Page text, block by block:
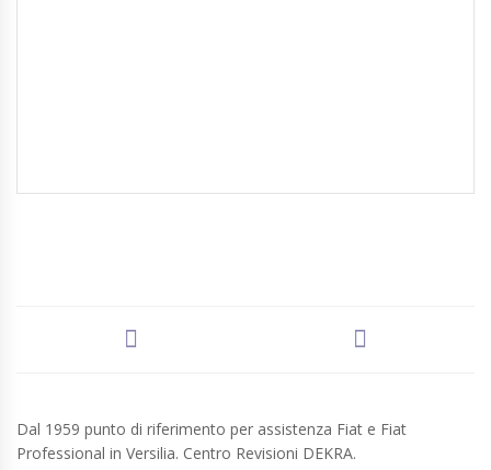
Dal 1959 punto di riferimento per assistenza Fiat e Fiat
Professional in Versilia. Centro Revisioni DEKRA.